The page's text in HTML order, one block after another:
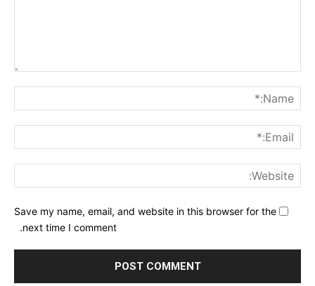
Save my name, email, and website in this browser for the
next time I comment.